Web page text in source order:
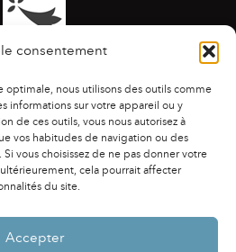
consentement
optimale, nous utilisons des outils comme
informations sur votre appareil ou y
de ces outils, vous nous autorisez à
vos habitudes de navigation ou des
vous choisissez de ne pas donner votre
cela pourrait affecter
du site.
Accepter
| ASSOCIATIONS
|
| ESPACE PRESSE